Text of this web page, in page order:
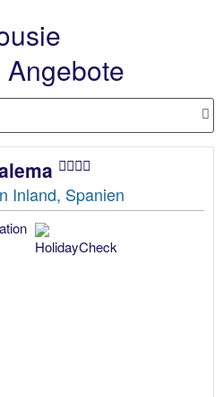
Inland, Spanien